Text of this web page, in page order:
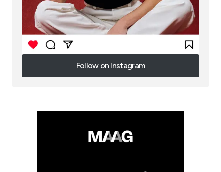
Follow on Instagram
Follow on Instagram